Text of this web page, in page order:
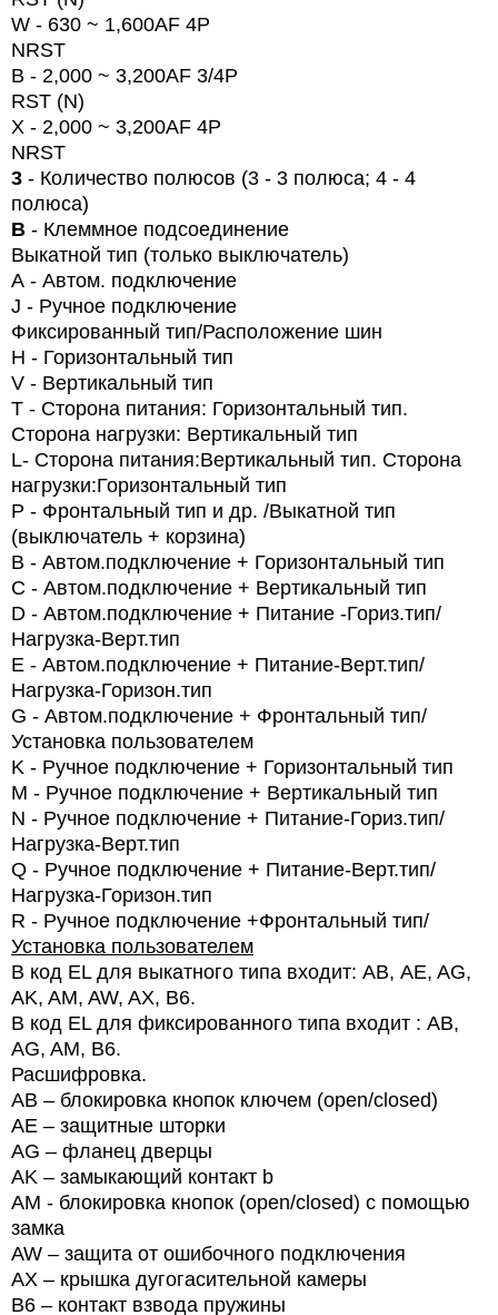
W - 630 ~ 1,600AF 4P
NRST
B - 2,000 ~ 3,200AF 3/4P
RST (N)
X - 2,000 ~ 3,200AF 4P
NRST
3 - Количество полюсов (3 - 3 полюса; 4 - 4
полюса)
B - Клеммное подсоединение
Выкатной тип (только выключатель)
A - Автом. подключение
J - Ручное подключение
Фиксированный тип/Расположение шин
H - Горизонтальный тип
V - Вертикальный тип
T - Сторона питания: Горизонтальный тип.
Сторона нагрузки: Вертикальный тип
L- Сторона питания:Вертикальный тип. Сторона
нагрузки:Горизонтальный тип
P - Фронтальный тип и др. /Выкатной тип
(выключатель + корзина)
B - Автом.подключение + Горизонтальный тип
C - Автом.подключение + Вертикальный тип
D - Автом.подключение + Питание -Гориз.тип/
Нагрузка-Верт.тип
E - Автом.подключение + Питание-Верт.тип/
Нагрузка-Горизон.тип
G - Автом.подключение + Фронтальный тип/
Установка пользователем
K - Ручное подключение + Горизонтальный тип
M - Ручное подключение + Вертикальный тип
N - Ручное подключение + Питание-Гориз.тип/
Нагрузка-Верт.тип
Q - Ручное подключение + Питание-Верт.тип/
Нагрузка-Горизон.тип
R - Ручное подключение +Фронтальный тип/
Установка пользователем
В код EL для выкатного типа входит: АВ, AE, AG,
AK, AM, AW, AX, B6.
В код EL для фиксированного типа входит : АВ,
AG, AM, B6.
Расшифровка.
AB – блокировка кнопок ключем (open/closed)
AE – защитные шторки
AG – фланец дверцы
AK – замыкающий контакт b
AM - блокировка кнопок (open/closed) с помощью
замка
AW – защита от ошибочного подключения
AX – крышка дугогасительной камеры
B6 – контакт взвода пружины